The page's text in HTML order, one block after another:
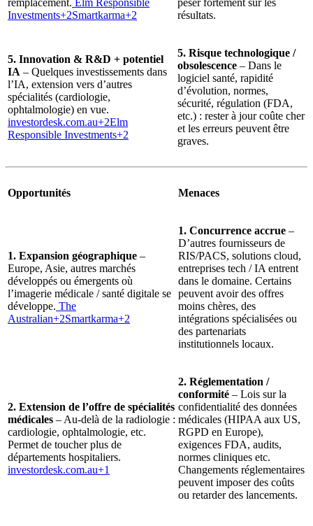
remplacement. Elm Responsible
Investments+2Smartkarma+2
peser fortement sur les
résultats.
5. Innovation & R&D + potentiel
IA – Quelques investissements dans
l’IA, extension vers d’autres
spécialités (cardiologie,
ophtalmologie) en vue.
investordesk.com.au+2Elm
Responsible Investments+2
5. Risque technologique /
obsolescence – Dans le
logiciel santé, rapidité
d’évolution, normes,
sécurité, régulation (FDA,
etc.) : rester à jour coûte cher
et les erreurs peuvent être
graves.
Opportunités Menaces
1. Expansion géographique –
Europe, Asie, autres marchés
développés ou émergents où
l’imagerie médicale / santé digitale se
développe. The
Australian+2Smartkarma+2
1. Concurrence accrue –
D’autres fournisseurs de
RIS/PACS, solutions cloud,
entreprises tech / IA entrent
dans le domaine. Certains
peuvent avoir des offres
moins chères, des
intégrations spécialisées ou
des partenariats
institutionnels locaux.
2. Extension de l’offre de spécialités
médicales – Au-delà de la radiologie :
cardiologie, ophtalmologie, etc.
Permet de toucher plus de
départements hospitaliers.
investordesk.com.au+1
2. Réglementation /
conformité – Lois sur la
confidentialité des données
médicales (HIPAA aux US,
RGPD en Europe),
exigences FDA, audits,
normes cliniques etc.
Changements réglementaires
peuvent imposer des coûts
ou retarder des lancements.